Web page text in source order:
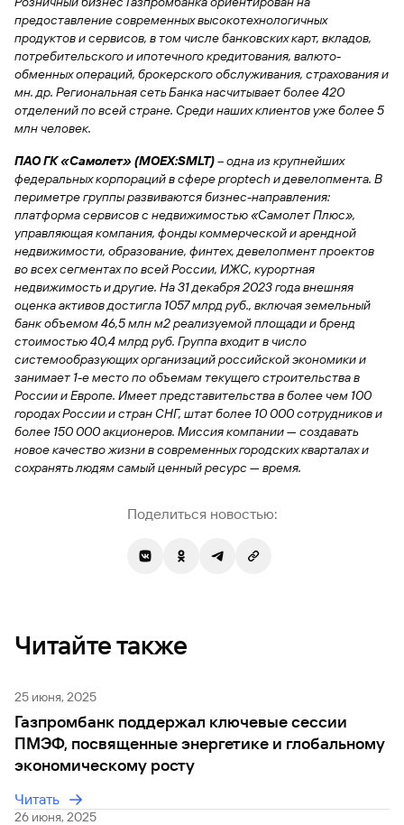
Быстрый
поиск
по
сайту
Вклады
Вклады
предоставление современных высокотехнологичных
продуктов и сервисов, в том числе банковских карт, вкладов,
потребительского и ипотечного кредитования, валюто-
обменных операций, брокерского обслуживания, страхования и
мн. др. Региональная сеть Банка насчитывает более 420
отделений по всей стране. Среди наших клиентов уже более 5
млн человек.
ПАО ГК «Самолет» (MOEX:SMLT)– одна из крупнейших
федеральных корпораций в сфере proptech и девелопмента. В
периметре группы развиваются бизнес-направления:
платформа сервисов с недвижимостью «Самолет Плюс»,
управляющая компания, фонды коммерческой и арендной
недвижимости, образование, финтех, девелопмент проектов
во всех сегментах по всей России, ИЖС, курортная
недвижимость и другие. На 31 декабря 2023 года внешняя
оценка активов достигла 1057 млрд руб., включая земельный
банк объемом 46,5 млн м2 реализуемой площади и бренд
стоимостью 40,4 млрд руб. Группа входит в число
системообразующих организаций российской экономики и
занимает 1-е место по объемам текущего строительства в
России и Европе. Имеет представительства в более чем 100
городах России и стран СНГ, штат более 10 000 сотрудников и
более 150 000 акционеров. Миссия компании — создавать
новое качество жизни в современных городских кварталах и
сохранять людям самый ценный ресурс — время.
Поделиться новостью:
Читайте также
25 июня, 2025
Газпромбанк поддержал ключевые сессии
ПМЭФ, посвященные энергетике и глобальному
экономическому росту
Читать
26 июня, 2025